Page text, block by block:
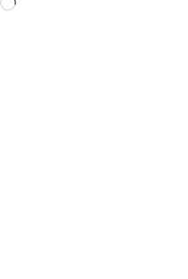
Aan